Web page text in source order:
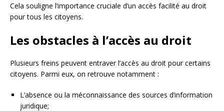
Cela souligne l’importance cruciale d’un accès facilité au droit
pour tous les citoyens.
Les obstacles à l’accès au droit
Plusieurs freins peuvent entraver l’accès au droit pour certains
citoyens. Parmi eux, on retrouve notamment :
L’absence ou la méconnaissance des sources d’information
juridique;